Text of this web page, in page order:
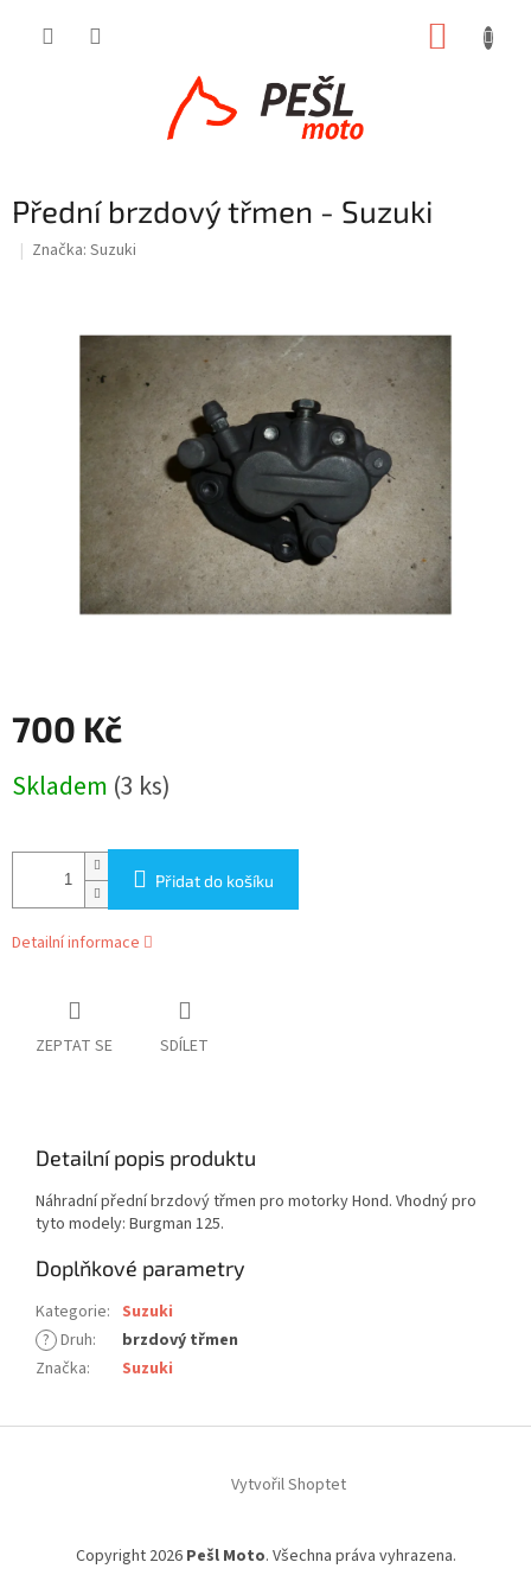
Přední brzdový třmen - Suzuki
Značka: Suzuki
700 Kč
cena:
Skladem (3 ks)
Přidat do košíku
Detailní informace
ZEPTAT SE SDÍLET
Detailní popis produktu
Náhradní přední brzdový třmen pro motorky Hond. Vhodný pro
tyto modely: Burgman 125.
Doplňkové parametry
Kategorie: Suzuki
? Druh:
brzdový třmen
Značka: Suzuki
Vytvořil Shoptet
Copyright 2026 Pešl Moto. Všechna práva vyhrazena.